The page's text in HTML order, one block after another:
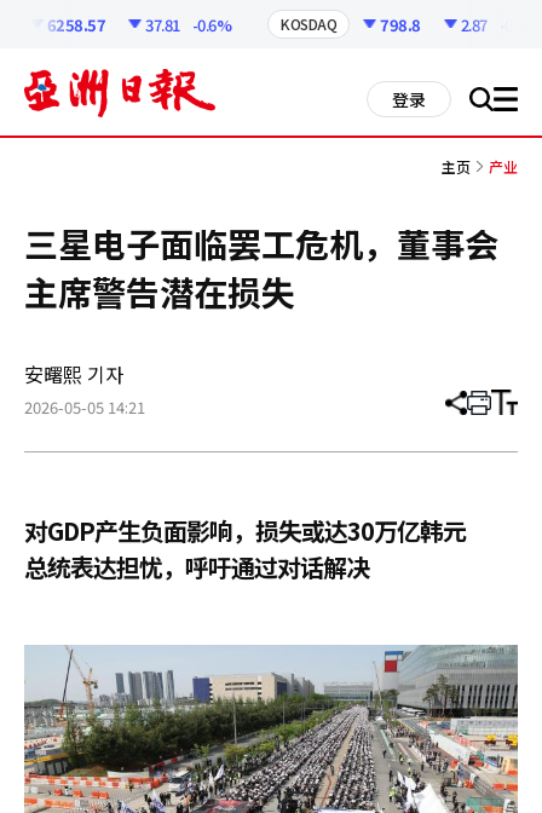
6258.57 37.81 -0.6% KOSDAQ 798.8 2.87
登录 搜 all
主页 产业
三星电子面临罢工危机，董事会
主席警告潜在损失
安曙熙 기자
2026-05-05 14:21 分
章
打 调
小
对GDP产生负面影响，损失或达30万亿韩元
总统表达担忧，呼吁通过对话解决